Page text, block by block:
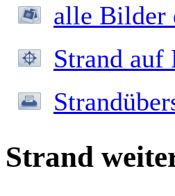
alle Bilder
Strand auf
Strand